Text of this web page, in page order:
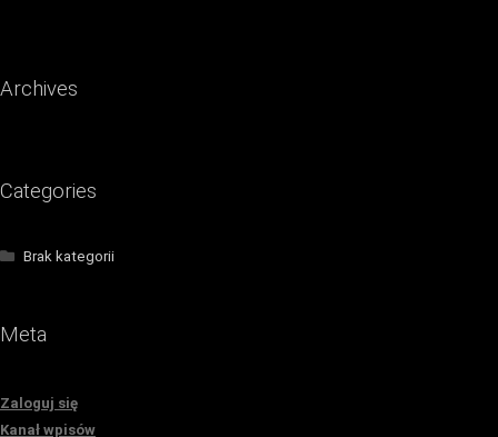
Archives
Categories
Brak kategorii
Meta
Zaloguj się
Kanał wpisów